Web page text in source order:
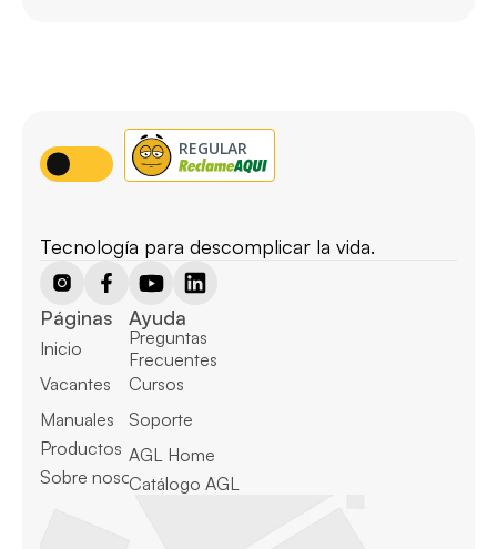
Tecnología para descomplicar la vida.
Páginas
Inicio
Vacantes
Manuales
Productos
Sobre nosotros
Ayuda
Preguntas
Frecuentes
Cursos
Soporte
AGL Home
Catálogo AGL